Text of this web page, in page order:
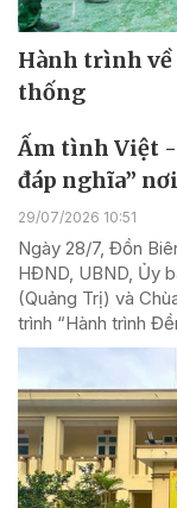
Hành trình về
thống
Ấm tình Việt
đáp nghĩa”
29/07/2026 10:51
Ngày 28/7, Đồn
HĐND, UBND, Ủy
(Quảng Trị) và
trình “Hành trình